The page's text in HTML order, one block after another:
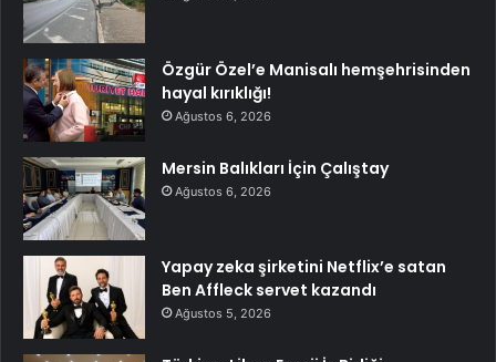
Özgür Özel’e Manisalı hemşehrisinden
hayal kırıklığı!
Ağustos 6, 2026
Mersin Balıkları İçin Çalıştay
Ağustos 6, 2026
Yapay zeka şirketini Netflix’e satan
Ben Affleck servet kazandı
Ağustos 5, 2026